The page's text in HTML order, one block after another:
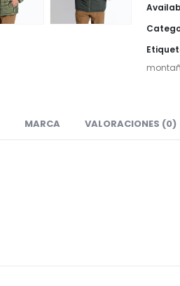
MARCA VALORACIONES (0)